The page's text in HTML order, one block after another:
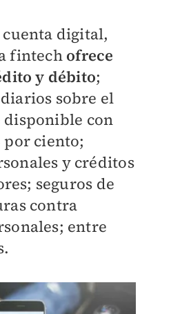
cuenta digital,
fintech ofrece
y débito;
sobre el
disponible con
por ciento;
y créditos
seguros de
contra
entre